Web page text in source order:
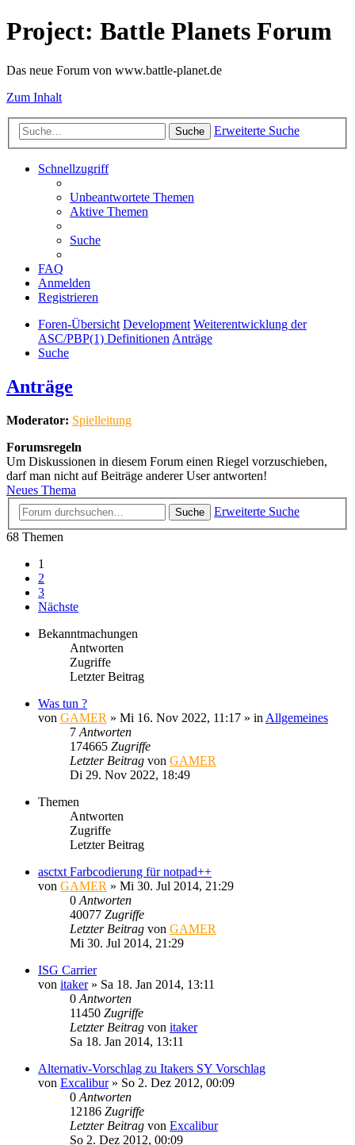
Project: Battle Planets Forum
Das neue Forum von www.battle-planet.de
Zum Inhalt
Suche Erweiterte Suche
Schnellzugriff
Unbeantwortete Themen
Aktive Themen
Suche
FAQ
Anmelden
Registrieren
Foren-Übersicht Development Weiterentwicklung der
ASC/PBP(1) DefinitionenAnträge
Suche
Anträge
Moderator: Spielleitung
Forumsregeln
Um Diskussionen in diesem Forum einen Riegel vorzuschieben,
darf man nicht auf Beiträge anderer User antworten!
Neues Thema
Suche
Erweiterte Suche
68 Themen
1
2
3
Nächste
Bekanntmachungen
Antworten
Zugriffe
Letzter Beitrag
Was tun ?
von GAMER » Mi 16. Nov 2022, 11:17 » in Allgemeines
7 Antworten
174665 Zugriffe
Letzter Beitrag von GAMER
Di 29. Nov 2022, 18:49
Themen
Antworten
Zugriffe
Letzter Beitrag
asctxt Farbcodierung für notpad++
von GAMER » Mi 30. Jul 2014, 21:29
0 Antworten
40077 Zugriffe
Letzter Beitrag von GAMER
Mi 30. Jul 2014, 21:29
ISG Carrier
von itaker» Sa 18. Jan 2014, 13:11
0 Antworten
11450 Zugriffe
Letzter Beitrag von itaker
Sa 18. Jan 2014, 13:11
Alternativ-Vorschlag zu Itakers SY Vorschlag
von Excalibur» So 2. Dez 2012, 00:09
0 Antworten
12186 Zugriffe
Letzter Beitrag von Excalibur
So 2. Dez 2012, 00:09